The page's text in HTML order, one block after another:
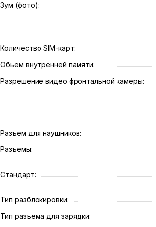
Зум (фото):
Количество SIM-карт:
Обьем внутренней памяти:
Разрешение видео фронтальной камеры:
Разъем для наушников:
Разъемы:
Стандарт:
Тип разблокировки:
Тип разъема для зарядки: